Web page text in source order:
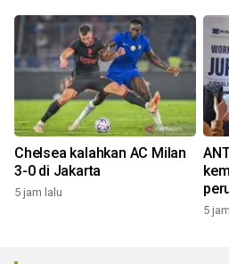
Chelsea kalahkan AC Milan
3-0 di Jakarta
5 jam lalu
5